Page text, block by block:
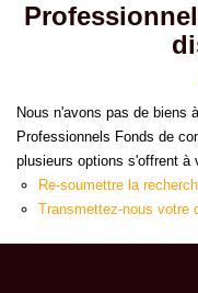
Type de bien
Créer une alerte
Nous n'avons pas de biens
Professionnels Fonds de
plusieurs options s'offrent à
Re-soumettre la
Transmettez-nous votre